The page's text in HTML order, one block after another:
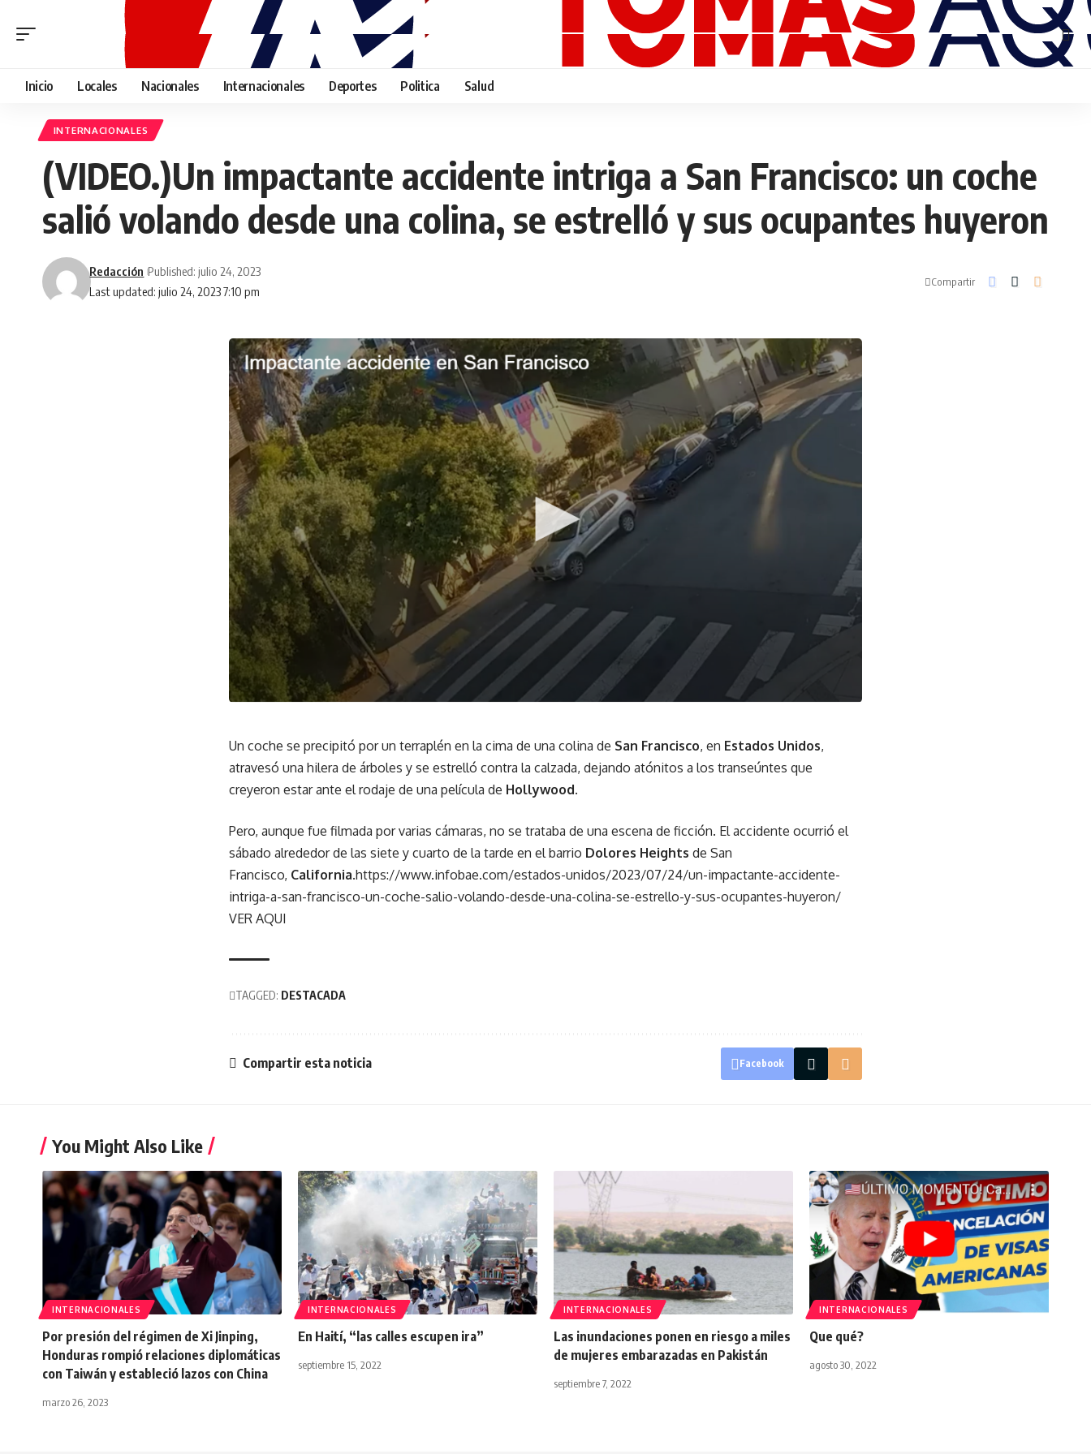
Inicio Locales Nacionales Internacionales Deportes Politica Salud
INTERNACIONALES
(VIDEO.)Un impactante accidente intriga a San Francisco: un coche
salió volando desde una colina, se estrelló y sus ocupantes huyeron
Last updated: julio 24, 2023 7:10 pm
Redacción Published: julio 24, 2023
Compartir
Un coche se precipitó por un terraplén en la cima de una colina de San Francisco, en Estados Unidos,
atravesó una hilera de árboles y se estrelló contra la calzada, dejando atónitos a los transeúntes que
creyeron estar ante el rodaje de una película de Hollywood.
Pero, aunque fue filmada por varias cámaras, no se trataba de una escena de ficción. El accidente ocurrió el
sábado alrededor de las siete y cuarto de la tarde en el barrio Dolores Heights de San
Francisco, California.https://www.infobae.com/estados-unidos/2023/07/24/un-impactante-accidente-
intriga-a-san-francisco-un-coche-salio-volando-desde-una-colina-se-estrello-y-sus-ocupantes-huyeron/
VER AQUI
TAGGED: DESTACADA
Compartir esta noticia Facebook
You Might Also Like
INTERNACIONALES
Por presión del régimen de Xi Jinping,
Honduras rompió relaciones diplomáticas
con Taiwán y estableció lazos con China
marzo 26, 2023
INTERNACIONALES
En Haití, “las calles escupen ira”
septiembre 15, 2022
INTERNACIONALES
Las inundaciones ponen en riesgo a miles
de mujeres embarazadas en Pakistán
septiembre 7, 2022
INTERNACIONALES
Que qué?
agosto 30, 2022